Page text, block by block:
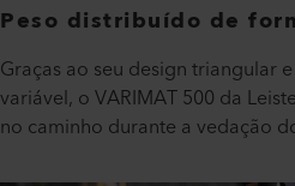
Peso distribuído de
Graças ao seu design triangular
variável, o VARIMAT 500 da
no caminho durante a vedação